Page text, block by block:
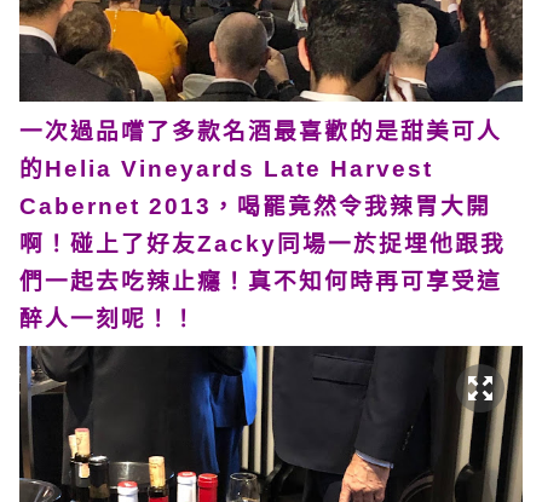
一次過品嚐了多款名酒最喜歡的是甜美可人
的Helia Vineyards Late Harvest
Cabernet 2013，喝罷竟然令我辣胃大開
啊！碰上了好友Zacky同場一於捉埋他跟我
們一起去吃辣止癮！真不知何時再可享受這
醉人一刻呢！！